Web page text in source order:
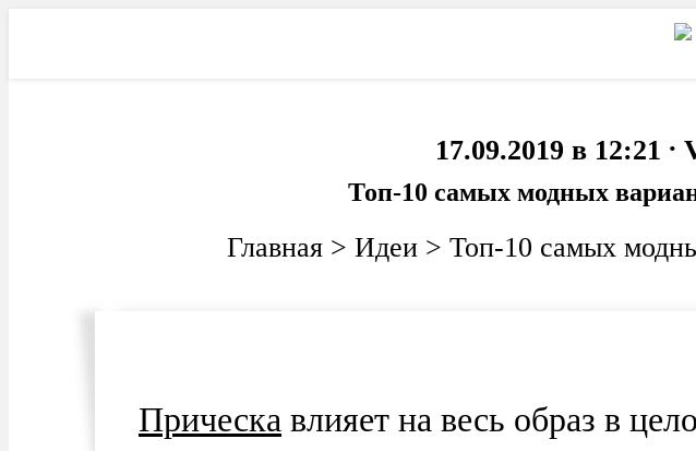
Животные
17.09.2019 в 12:21 ·
Топ-10 самых модных
Главная> Идеи> Топ-10 самых
Прическавлияет на весь образ в